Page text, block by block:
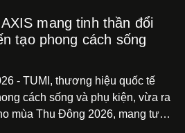
mang tinh thần đổi
tạo phong cách sống
- TUMI, thương hiệu quốc tế
cách sống và phụ kiện, vừa ra
mùa Thu Đông 2026, mang tư